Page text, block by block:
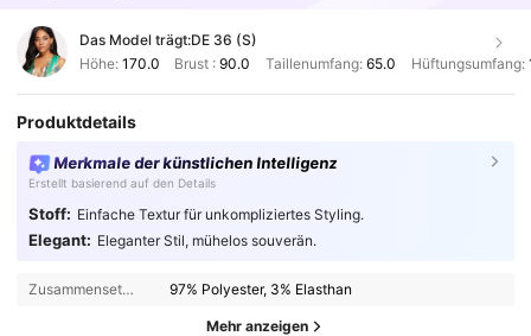
Das Model trägt:DE 36 (S)
Höhe: 170.0 Brust :90.0 Taillenumfang: 65.0 Hüftungsumfang:
Produktdetails
Merkmale der künstlichen Intelligenz
Erstellt basierend auf den Details
Stoff: Einfache Textur für unkompliziertes Styling.
Elegant: Eleganter Stil, mühelos souverän.
Zusammensetzung: 97% Polyester, 3% Elasthan
Mehr anzeigen